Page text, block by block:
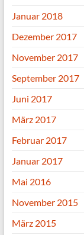
Januar 2018
Dezember 2017
November 2017
September 2017
Juni 2017
März 2017
Februar 2017
Januar 2017
Mai 2016
November 2015
März 2015